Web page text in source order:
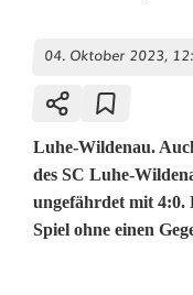
04. Oktober 2023,
Luhe-Wildenau.
des SC Luhe-
ungefährdet mit 4:0.
Spiel ohne einen